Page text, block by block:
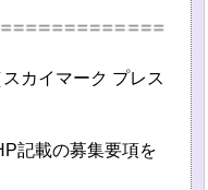
カイマーク プレス
記載の募集要項を